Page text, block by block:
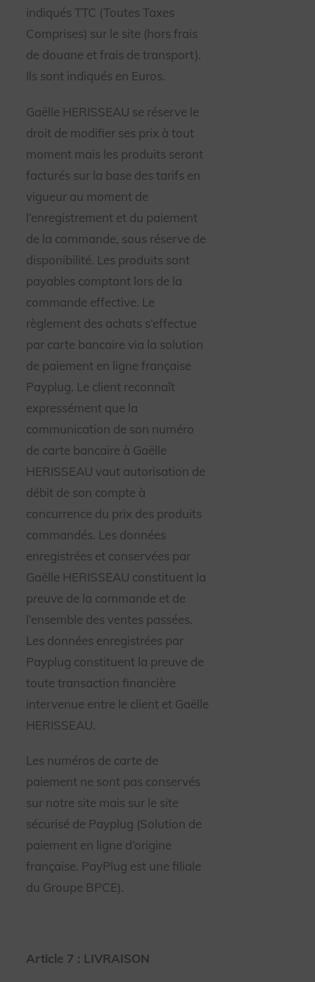
indiqués TTC (Toutes Taxes
Comprises) sur le site (hors frais
de douane et frais de transport).
Ils sont indiqués en Euros.
Gaëlle HERISSEAU se réserve le
droit de modifier ses prix à tout
moment mais les produits seront
facturés sur la base des tarifs en
vigueur au moment de
l’enregistrement et du paiement
de la commande, sous réserve de
disponibilité. Les produits sont
payables comptant lors de la
commande effective. Le
règlement des achats s’effectue
par carte bancaire via la solution
de paiement en ligne française
Payplug. Le client reconnaît
expressément que la
communication de son numéro
de carte bancaire à Gaëlle
HERISSEAU vaut autorisation de
débit de son compte à
concurrence du prix des produits
commandés. Les données
enregistrées et conservées par
Gaëlle HERISSEAU constituent la
preuve de la commande et de
l’ensemble des ventes passées.
Les données enregistrées par
Payplug constituent la preuve de
toute transaction financière
intervenue entre le client et Gaëlle
HERISSEAU.
Les numéros de carte de
paiement ne sont pas conservés
sur notre site mais sur le site
sécurisé de Payplug (Solution de
paiement en ligne d’origine
française. PayPlug est une filiale
du Groupe BPCE).
Article 7 : LIVRAISON